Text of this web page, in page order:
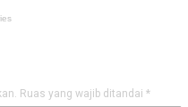
Ruas yang wajib ditandai *